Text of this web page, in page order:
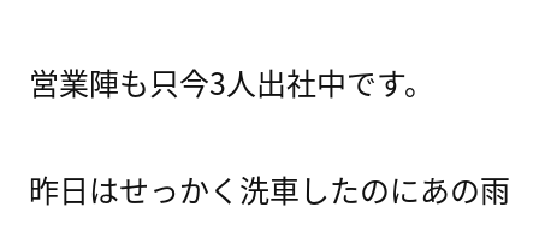
営業陣も只今3人出社中です。
昨日はせっかく洗車したのにあの雨